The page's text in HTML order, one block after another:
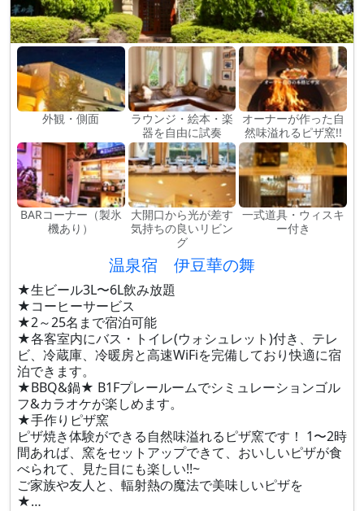
外観・側面
ラウンジ・絵本・楽
器を自由に試奏
オーナーが作った自
然味溢れるピザ窯!!
BARコーナー（製氷
機あり）
大開口から光が差す
気持ちの良いリビン
グ
一式道具・ウィスキ
ー付き
温泉宿 伊豆華の舞
★生ビール3L〜6L飲み放題
★コーヒーサービス
★2～25名まで宿泊可能
★各客室内にバス・トイレ(ウォシュレット)付き、テレ
ビ、冷蔵庫、冷暖房と高速WiFiを完備しており快適に宿
泊できます。
★BBQ&鍋★ B1Fプレールームでシミュレーションゴル
フ&カラオケが楽しめます。
★手作りピザ窯
ピザ焼き体験ができる自然味溢れるピザ窯です！ 1〜2時
間あれば、窯をセットアップできて、おいしいピザが食
べられて、見た目にも楽しい!!~
ご家族や友人と、輻射熱の魔法で美味しいピザを
★…